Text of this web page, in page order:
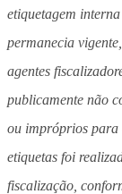
etiquetagem
permanecia
agentes
publicamente não
ou impróprios para
etiquetas foi
fiscalização,